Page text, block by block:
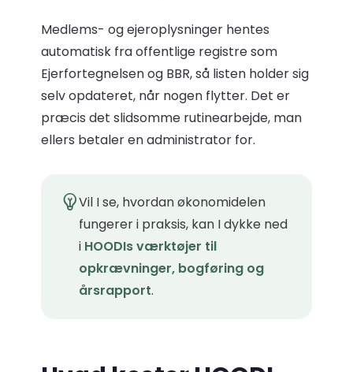
Medlems- og ejeroplysninger hentes
automatisk fra offentlige registre som
Ejerfortegnelsen og BBR, så listen holder sig
selv opdateret, når nogen flytter. Det er
præcis det slidsomme rutinearbejde, man
ellers betaler en administrator for.
Vil I se, hvordan økonomidelen
fungerer i praksis, kan I dykke ned
i HOODIs værktøjer til
opkrævninger, bogføring og
årsrapport.